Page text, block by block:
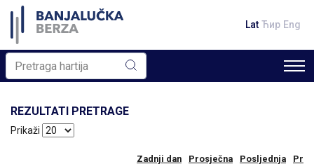
Lat Ћир Eng
REZULTATI PRETRAGE
Prikaži
Zadnji dan
Prosječna
Posljednja